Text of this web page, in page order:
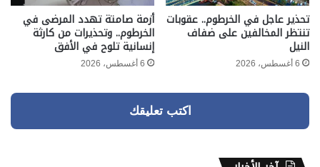
تحذير عاجل في الخرطوم.. عقوبات
تنتظر المخالفين على ضفاف
النيل
6 أغسطس، 2026
أزمة صامتة تهدد المرضى في
الخرطوم.. وتحذيرات من كارثة
إنسانية تلوح في الأفق
6 أغسطس، 2026
اكتب تعليقك